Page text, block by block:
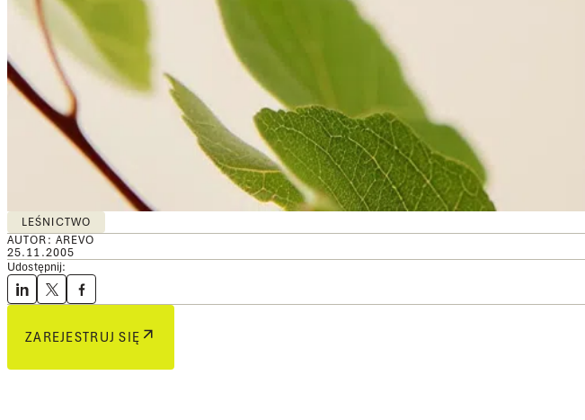
LEŚNICTWO
AUTOR: AREVO
25.11.2005
Udostępnij:
ZAREJESTRUJ SIĘ